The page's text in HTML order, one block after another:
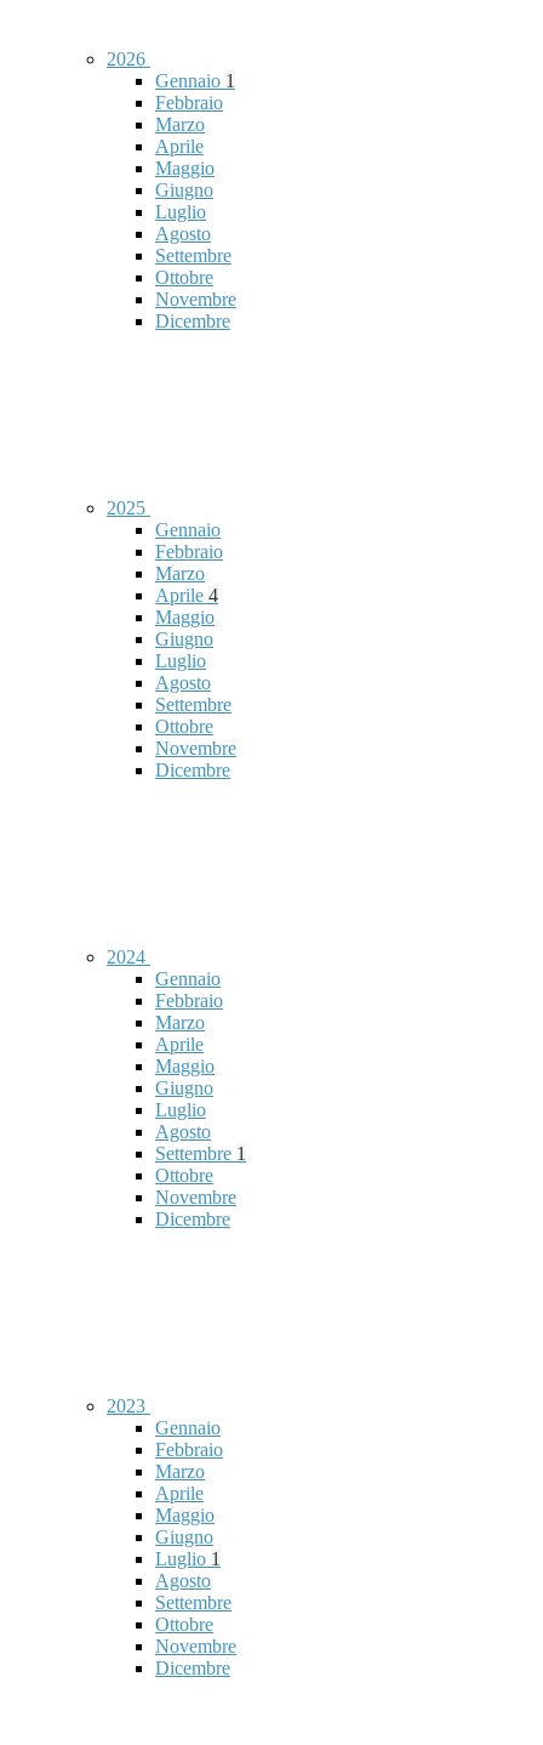
2026
Gennaio 1
Febbraio
Marzo
Aprile
Maggio
Giugno
Luglio
Agosto
Settembre
Ottobre
Novembre
Dicembre
2025
Gennaio
Febbraio
Marzo
Aprile 4
Maggio
Giugno
Luglio
Agosto
Settembre
Ottobre
Novembre
Dicembre
2024
Gennaio
Febbraio
Marzo
Aprile
Maggio
Giugno
Luglio
Agosto
Settembre 1
Ottobre
Novembre
Dicembre
2023
Gennaio
Febbraio
Marzo
Aprile
Maggio
Giugno
Luglio 1
Agosto
Settembre
Ottobre
Novembre
Dicembre